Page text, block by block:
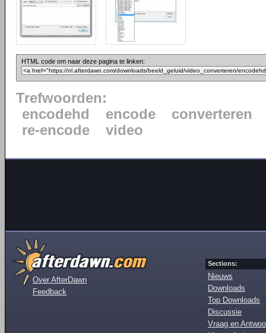
HTML code om naar deze pagina te linken:
Trefwoorden:
encodehd
encode
converteren
re-encode
video
Over AfterDawn
Feedback
Sections:
Nieuws
Downloads
Top Downloads
Discussie
Vraag en